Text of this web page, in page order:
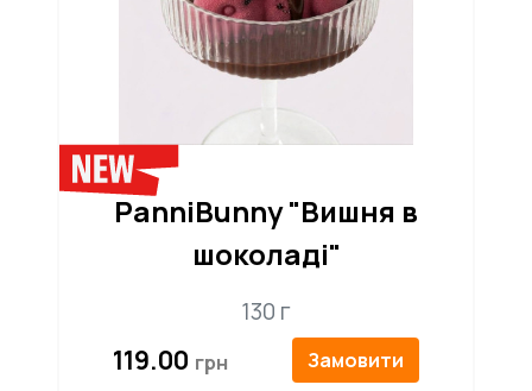
PanniBunny "Вишня в
шоколаді"
130 г
119.00 Замовити